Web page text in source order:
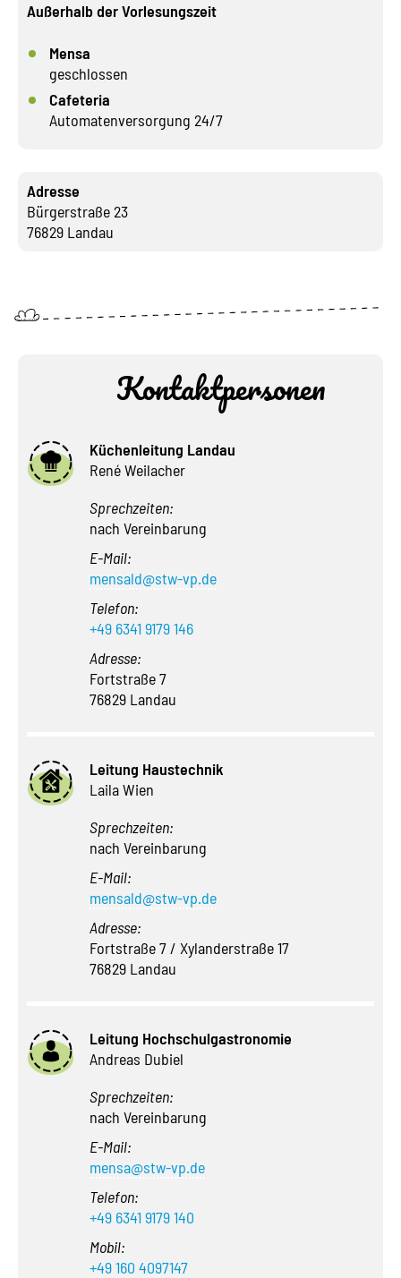
Außerhalb der Vorlesungszeit
Mensa
geschlossen
Cafeteria
Automatenversorgung 24/7
Adresse
Bürgerstraße 23
76829 Landau
Kontaktpersonen
Küchenleitung Landau
René Weilacher
Sprechzeiten:
nach Vereinbarung
E-Mail:
mensald@stw-vp.de
Telefon:
+49 6341 9179 146
Adresse:
Fortstraße 7
76829 Landau
Leitung Haustechnik
Laila Wien
Sprechzeiten:
nach Vereinbarung
E-Mail:
mensald@stw-vp.de
Adresse:
Fortstraße 7 / Xylanderstraße 17
76829 Landau
Leitung Hochschulgastronomie
Andreas Dubiel
Sprechzeiten:
nach Vereinbarung
E-Mail:
mensa@stw-vp.de
Telefon:
+49 6341 9179 140
Mobil:
+49 160 4097147